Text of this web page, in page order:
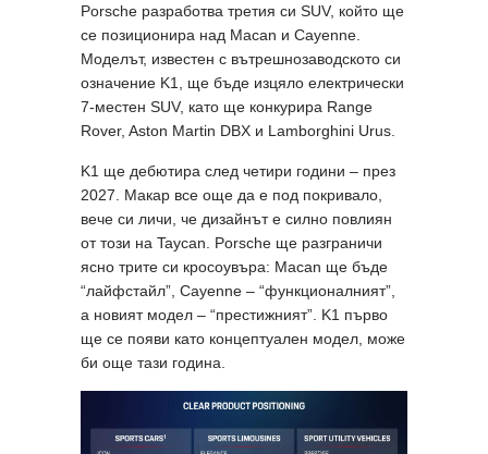
Porsche разработва третия си SUV, който ще
се позиционира над Macan и Cayenne.
Моделът, известен с вътрешнозаводското си
означение K1, ще бъде изцяло електрически
7-местен SUV, като ще конкурира Range
Rover, Aston Martin DBX и Lamborghini Urus.
K1 ще дебютира след четири години – през
2027. Макар все още да е под покривало,
вече си личи, че дизайнът е силно повлиян
от този на Taycan. Porsche ще разграничи
ясно трите си кросоувъра: Macan ще бъде
“лайфстайл”, Cayenne – “функционалният”,
а новият модел – “престижният”. K1 първо
ще се появи като концептуален модел, може
би още тази година.